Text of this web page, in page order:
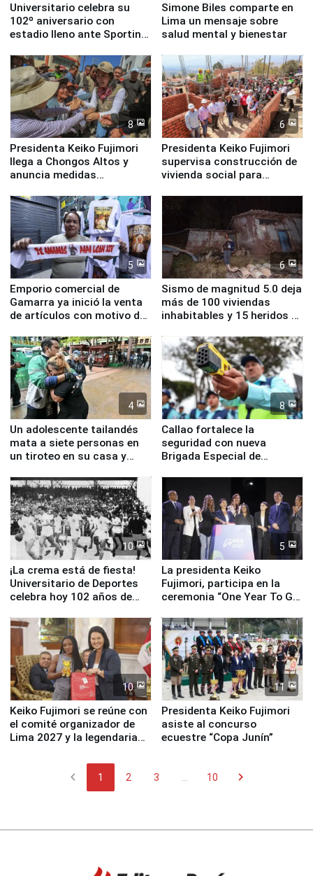
Universitario celebra su
102º aniversario con
estadio lleno ante Sporting
Simone Biles comparte en
Lima un mensaje sobre
salud mental y bienestar
8
Presidenta Keiko Fujimori
llega a Chongos Altos y
anuncia medidas
educación, salud y empleo
6
Presidenta Keiko Fujimori
supervisa construcción de
vivienda social para
5
Emporio comercial de
Gamarra ya inició la venta
de artículos con motivo de
6
Sismo de magnitud 5.0 deja
más de 100 viviendas
inhabitables y 15 heridos en
4
Un adolescente tailandés
mata a siete personas en
un tiroteo en su casa y
8
Callao fortalece la
seguridad con nueva
Brigada Especial de
equipamiento para
Serenazgo
10
¡La crema está de fiesta!
Universitario de Deportes
celebra hoy 102 años de
5
La presidenta Keiko
Fujimori, participa en la
ceremonia “One Year To Go
10
Keiko Fujimori se reúne con
el comité organizador de
Lima 2027 y la legendaria
11
Presidenta Keiko Fujimori
asiste al concurso
ecuestre “Copa Junín”
chevron_left 1 2 3 10 chevron_right